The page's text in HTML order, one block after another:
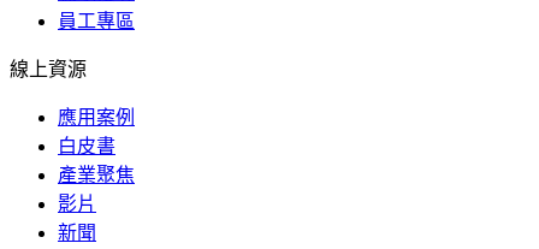
員工專區
線上資源
應用案例
白皮書
產業聚焦
影片
新聞